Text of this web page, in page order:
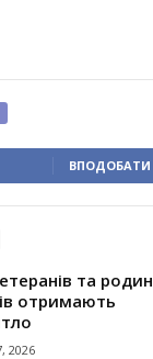
ВПОДОБАТИ
та родин
отримають
2026